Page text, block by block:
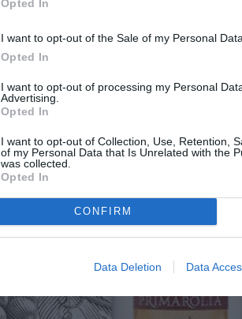
Opted In
I want to opt-out of the Sale of my Personal Data.
Opted In
I want to opt-out of processing my Personal
Advertising.
Opted In
I want to opt-out of Collection, Use, Retention,
of my Personal Data that Is Unrelated with the
was collected.
Opted In
CONFIRM
Data Deletion Data